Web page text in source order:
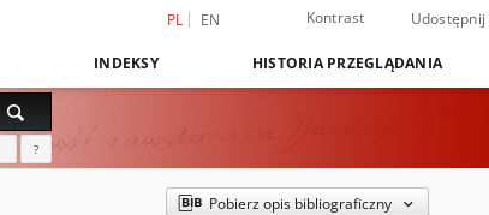
PL EN Kontrast Udostępnij
INDEKSY HISTORIA PRZEGLĄDANIA
?
Pobierz opis bibliograficzny